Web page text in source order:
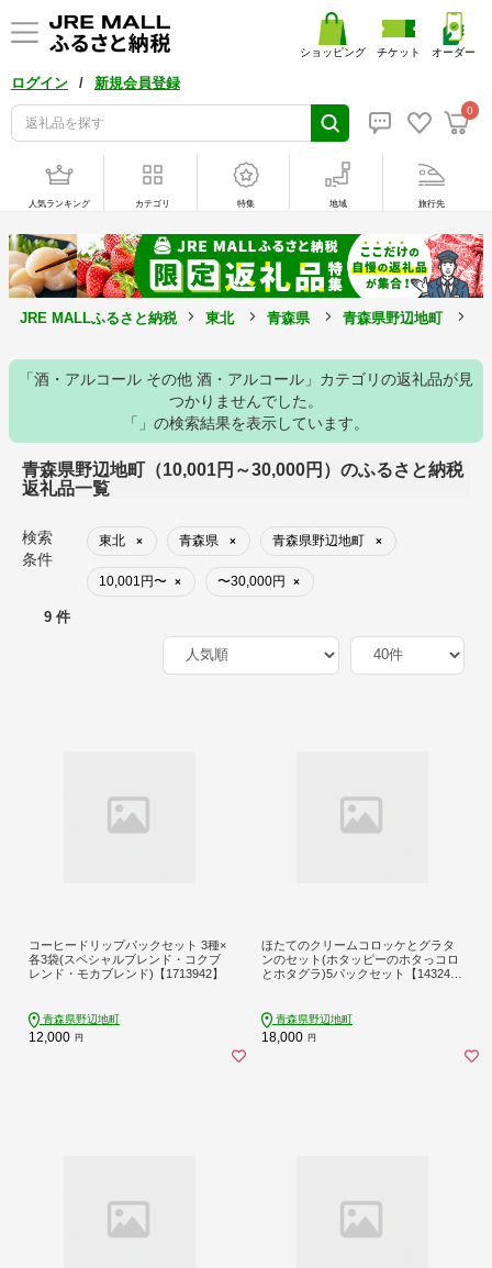
ログイン / 新規会員登録
0
ショッピング チケット オーダー
人気ランキング カテゴリ 特集 地域 旅行先
JRE MALLふるさと納税 東北 青森県 青森県野辺地町
「酒・アルコール その他 酒・アルコール」カテゴリの返礼品が見
つかりませんでした。
「」の検索結果を表示しています。
青森県野辺地町（10,001円～30,000円）のふるさと納税
返礼品一覧
検索
条件
東北 × 青森県 × 青森県野辺地町 ×
10,001円〜 × 〜30,000円 ×
9 件
コーヒードリップパックセット 3種×
各3袋(スペシャルブレンド・コクブ
レンド・モカブレンド)【1713942】
青森県野辺地町
12,000 円
ほたてのクリームコロッケとグラタ
ンのセット(ホタッピーのホタっコロ
とホタグラ)5パックセット【143246
青森県野辺地町
18,000 円